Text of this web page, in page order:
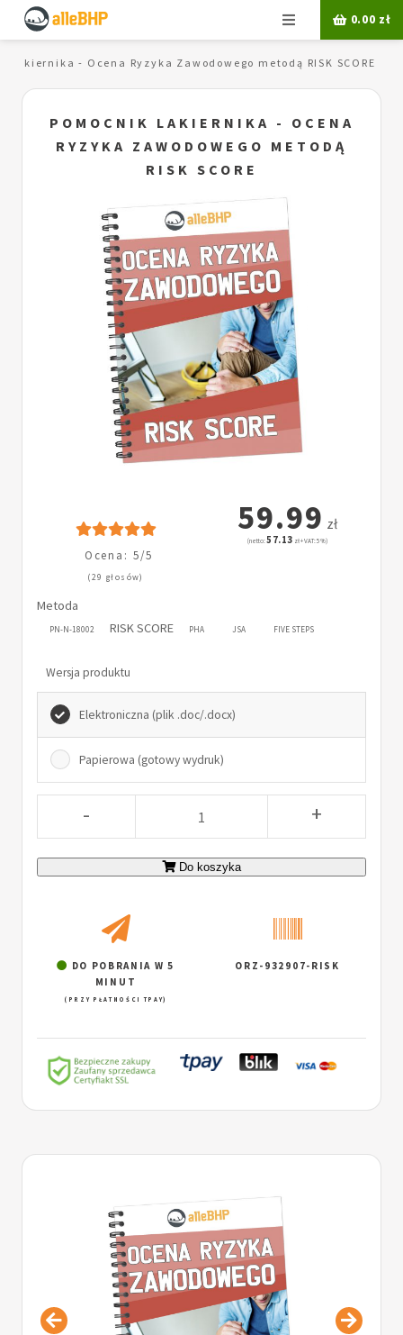
Menu 0.00 zł
lakiernika - Ocena Ryzyka Zawodowego metodą RISK SCORE
POMOCNIK LAKIERNIKA - OCENA
RYZYKA ZAWODOWEGO METODĄ
RISK SCORE
Ocena: 5/5
(29 głosów)
59.99 zł
(netto:57.13 zł + VAT: 5%)
Metoda
PN-N-18002 RISK SCORE PHA JSA FIVE STEPS
Wersja produktu
Elektroniczna (plik .doc/.docx)
Papierowa (gotowy wydruk)
- +
Do koszyka
DO POBRANIA W 5
MINUT
(PRZY PŁATNOŚCI TPAY)
ORZ-932907-RISK